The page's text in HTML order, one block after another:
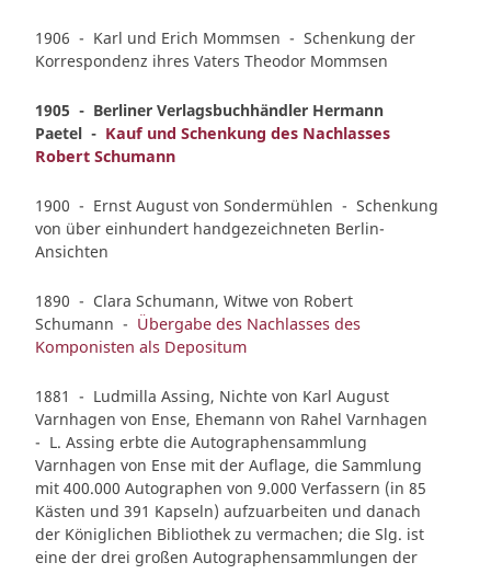
1906 - Karl und Erich Mommsen - Schenkung der
Korrespondenz ihres Vaters Theodor Mommsen
1905 - Berliner Verlagsbuchhändler Hermann
Paetel - Kauf und Schenkung des Nachlasses
Robert Schumann
1900 - Ernst August von Sondermühlen - Schenkung
von über einhundert handgezeichneten Berlin-
Ansichten
1890 - Clara Schumann, Witwe von Robert
Schumann - Übergabe des Nachlasses des
Komponisten als Depositum
1881 - Ludmilla Assing, Nichte von Karl August
Varnhagen von Ense, Ehemann von Rahel Varnhagen
- L. Assing erbte die Autographensammlung
Varnhagen von Ense mit der Auflage, die Sammlung
mit 400.000 Autographen von 9.000 Verfassern (in 85
Kästen und 391 Kapseln) aufzuarbeiten und danach
der Königlichen Bibliothek zu vermachen; die Slg. ist
eine der drei großen Autographensammlungen der